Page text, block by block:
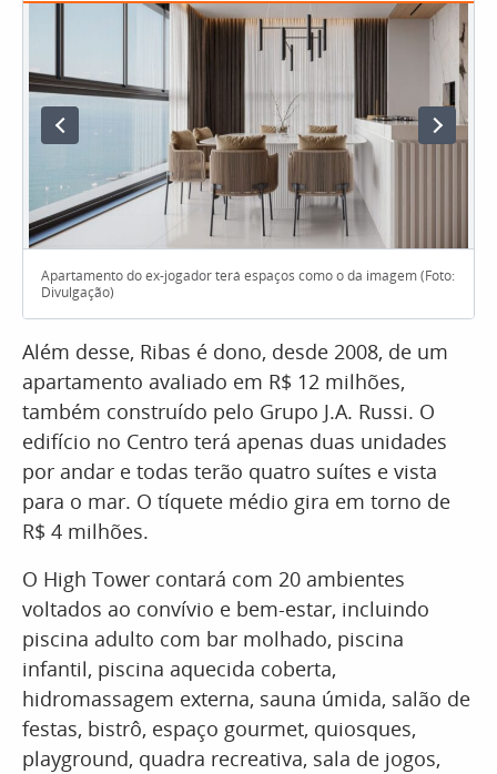
Apartamento do ex-jogador terá espaços como o da imagem (Foto:
Divulgação)
Além desse, Ribas é dono, desde 2008, de um
apartamento avaliado em R$ 12 milhões,
também construído pelo Grupo J.A. Russi. O
edifício no Centro terá apenas duas unidades
por andar e todas terão quatro suítes e vista
para o mar. O tíquete médio gira em torno de
R$ 4 milhões.
O High Tower contará com 20 ambientes
voltados ao convívio e bem-estar, incluindo
piscina adulto com bar molhado, piscina
infantil, piscina aquecida coberta,
hidromassagem externa, sauna úmida, salão de
festas, bistrô, espaço gourmet, quiosques,
playground, quadra recreativa, sala de jogos,